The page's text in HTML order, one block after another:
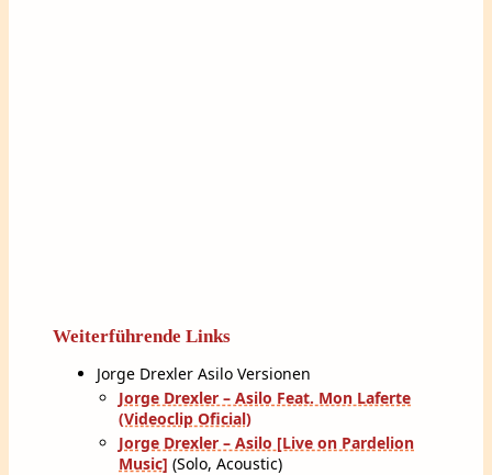
Weiterführende Links
Jorge Drexler Asilo Versionen
Jorge Drexler – Asilo Feat. Mon Laferte
(Videoclip Oficial)
Jorge Drexler – Asilo [Live on Pardelion
Music] (Solo, Acoustic)